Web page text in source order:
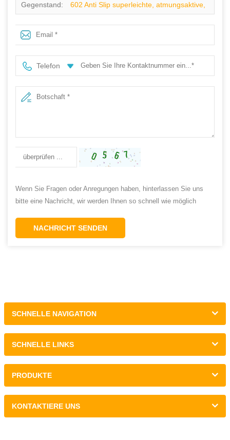
Gegenstand: 602 Anti Slip superleichte, atmungsaktive,
elegante Sneakers, Sicherheitsschuhe, Stahlkappe
Telefon
Wenn Sie Fragen oder Anregungen haben, hinterlassen Sie uns
bitte eine Nachricht, wir werden Ihnen so schnell wie möglich
NACHRICHT SENDEN
SCHNELLE NAVIGATION
SCHNELLE LINKS
PRODUKTE
KONTAKTIERE UNS